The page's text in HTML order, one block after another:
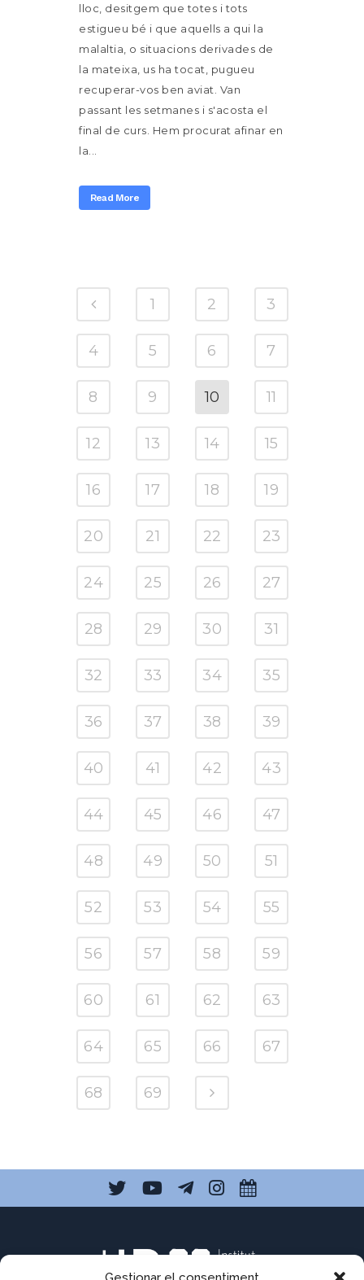
lloc, desitgem que totes i tots
estigueu bé i que aquells a qui la
malaltia, o situacions derivades de
la mateixa, us ha tocat, pugueu
recuperar-vos ben aviat. Van
passant les setmanes i s'acosta el
final de curs. Hem procurat afinar en
la...
Read More
1 2 3
4 5 6 7
8 9 10 11
12 13 14 15
16 17 18 19
20 21 22 23
24 25 26 27
28 29 30 31
32 33 34 35
36 37 38 39
40 41 42 43
44 45 46 47
48 49 50 51
52 53 54 55
56 57 58 59
60 61 62 63
64 65 66 67
68 69